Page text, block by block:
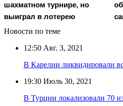
шахматном турнире, но
выиграл в лотерею
Новости по теме
12:50 Авг. 3, 2021
В Карелии ликвидировали
19:30 Июль 30, 2021
В Турции локализовали 70